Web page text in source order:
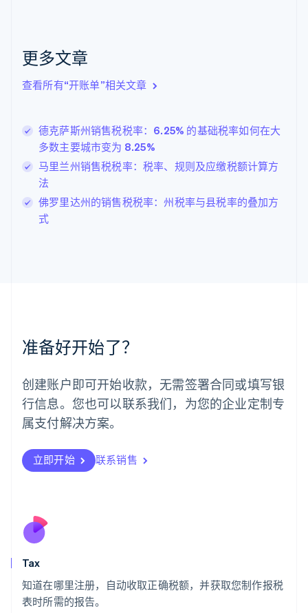
更多文章
查看所有“开账单”相关文章
德克萨斯州销售税税率：6.25% 的基础税率如何在大
多数主要城市变为 8.25%
马里兰州销售税税率：税率、规则及应缴税额计算方
法
佛罗里达州的销售税税率：州税率与县税率的叠加方
式
准备好开始了？
创建账户即可开始收款，无需签署合同或填写银
行信息。您也可以联系我们，为您的企业定制专
属支付解决方案。
立即开始 联系销售
Tax
知道在哪里注册，自动收取正确税额，并获取您制作报税
表时所需的报告。
捷克
克罗地亚
English
立陶宛
English
列支敦士登
Deutsch
卢森堡
FrançaisDeutschEnglish
罗马尼亚
墨西哥
EspañolEnglish
English
葡萄牙
PortuguêsEnglish
日本
瑞典
Svenska English
瑞士
English
斯洛伐克
泰国
ไทยEnglish